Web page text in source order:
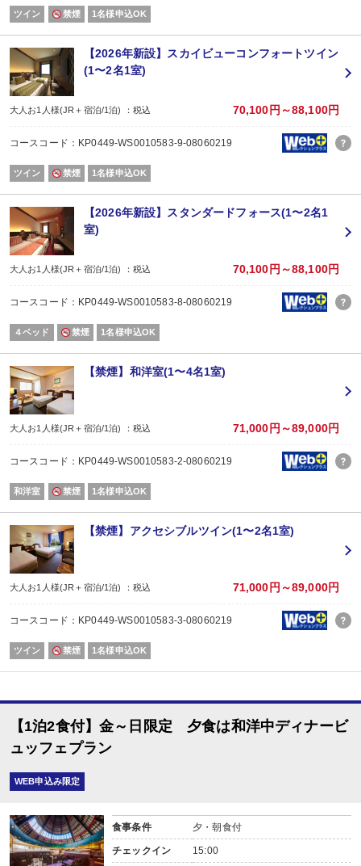
■工事期間：2026年5月7日（木）～2026年7月17日（金）
■作業時間：午前9時～午後5時
本館2階～7階に足場を設置し、外壁工事を行います。
これに伴い、客室窓にはメッシュシート・半透明シートを設置するため、
大浴場（女性）改装工事のお知らせ
■工事期間：2026年6月22日（月）～ 2026年7月17日（金）
■工事場所：大浴場（女性側）・休憩室
上記期間中は、１つの大浴場を男女入替え制でご案内いたします。
※工事中のため大浴場の窓の一部にシートを貼ります。
男女入れ替え時間につきましては、ホテルローレライ公式ホームページの新着
お客様にはご不便、ご迷惑をおかけいたしますが、安全面に十分配慮しながら
皆さまにより快適にお過ごしいただける施設づくりのため、何卒ご理解賜りま
ツイン 禁煙 1名様申込OK
【2026年新設】スカイビューコンフォートツイン
(1〜2名1室)
大人お1人様(JR＋宿泊/1泊) ：税込 70,100円～88,100円
コースコード：KP0449-WS0010583-9-08060219
ツイン 禁煙 1名様申込OK
【2026年新設】スタンダードフォース(1〜2名1
室)
大人お1人様(JR＋宿泊/1泊) ：税込 70,100円～88,100円
コースコード：KP0449-WS0010583-8-08060219
４ベッド 禁煙 1名様申込OK
【禁煙】和洋室(1〜4名1室)
大人お1人様(JR＋宿泊/1泊) ：税込 71,000円～89,000円
コースコード：KP0449-WS0010583-2-08060219
和洋室 禁煙 1名様申込OK
【禁煙】アクセシブルツイン(1〜2名1室)
大人お1人様(JR＋宿泊/1泊) ：税込 71,000円～89,000円
コースコード：KP0449-WS0010583-3-08060219
ツイン 禁煙 1名様申込OK
【1泊2食付】金～日限定 夕食は和洋中ディナービ
ュッフェプラン
WEB申込み限定
食事条件 夕・朝食付
チェックイン 15:00